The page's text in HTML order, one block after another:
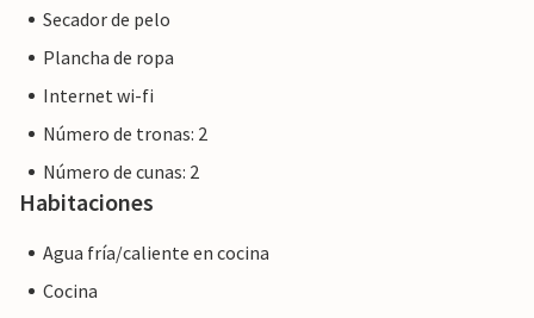
Secador de pelo
Plancha de ropa
Internet wi-fi
Número de tronas: 2
Número de cunas: 2
Habitaciones
Agua fría/caliente en cocina
Cocina